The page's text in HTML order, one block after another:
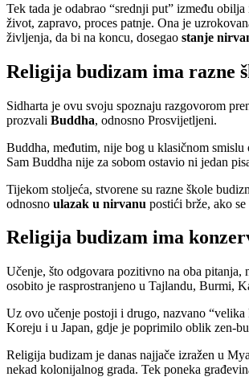
Tek tada je odabrao “srednji put” između
život, zapravo, proces patnje. Ona je
življenja, da bi na koncu, dosegao stanje
Religija budizam ima razne
Sidharta je ovu svoju spoznaju razgovorom
prozvali Buddha, odnosno Prosvijetljeni.
Buddha, međutim, nije bog u klasičnom
Sam Buddha nije za sobom ostavio ni jedan
Tijekom stoljeća, stvorene su razne škole
odnosno ulazak u nirvanu postići brže, ako
Religija budizam ima
Učenje, što odgovara pozitivno na oba pitanja,
osobito je rasprostranjeno u Tajlandu, Burmi,
Uz ovo učenje postoji i drugo, nazvano “velika
Koreju i u Japan, gdje je poprimilo oblik zen-
Religija budizam je danas najjače izražen u
nekad kolonijalnog grada. Tek poneka